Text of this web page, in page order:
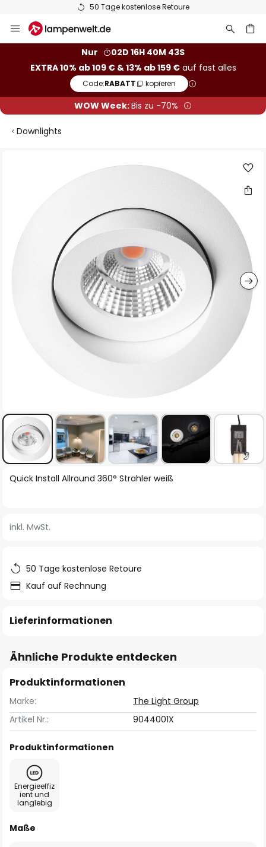
50 Tage kostenlose Retoure
Inhalt
Nur
02D 16H 40M 43S
EXTRA 10% ab 109 € & 13% ab 159 €auf fast alles
Code:RABATT kopieren
WOW Week:Bis zu -70%
Downlights
Zum
springen
Quick Install Allround 360° Strahler weiß
inkl. MwSt.
50 Tage kostenlose Retoure
Kauf auf Rechnung
Lieferinformationen
Ähnliche Produkte entdecken
Produktinformationen
Marke:
The Light Group
Artikel Nr.:
9044001X
Produktinformationen
Energieeffiz
ient und
langlebig
Maße